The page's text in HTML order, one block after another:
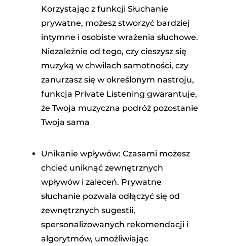
Korzystając z funkcji Słuchanie
prywatne, możesz stworzyć bardziej
intymne i osobiste wrażenia słuchowe.
Niezależnie od tego, czy cieszysz się
muzyką w chwilach samotności, czy
zanurzasz się w określonym nastroju,
funkcja Private Listening gwarantuje,
że Twoja muzyczna podróż pozostanie
Twoja sama
Unikanie wpływów: Czasami możesz
chcieć uniknąć zewnętrznych
wpływów i zaleceń. Prywatne
słuchanie pozwala odłączyć się od
zewnętrznych sugestii,
spersonalizowanych rekomendacji i
algorytmów, umożliwiając